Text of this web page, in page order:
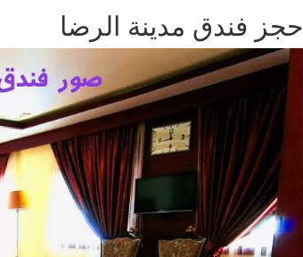
حجز فندق مدينة الرضا